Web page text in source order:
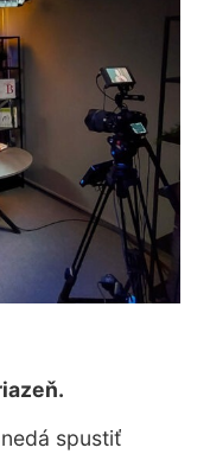
spustiť